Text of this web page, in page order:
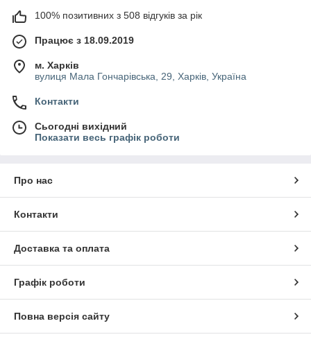
100% позитивних з 508 відгуків за рік
Працює з 18.09.2019
м. Харків
вулиця Мала Гончарівська, 29, Харків, Україна
Контакти
Сьогодні вихідний
Показати весь графік роботи
Про нас
Контакти
Доставка та оплата
Графік роботи
Повна версія сайту